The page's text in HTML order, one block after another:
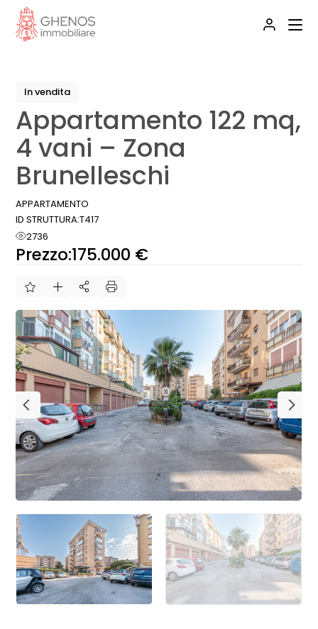
the
content
In vendita
Appartamento 122 mq,
4 vani – Zona
Brunelleschi
APPARTAMENTO
ID STRUTTURA:T417
2736
Prezzo:175.000 €